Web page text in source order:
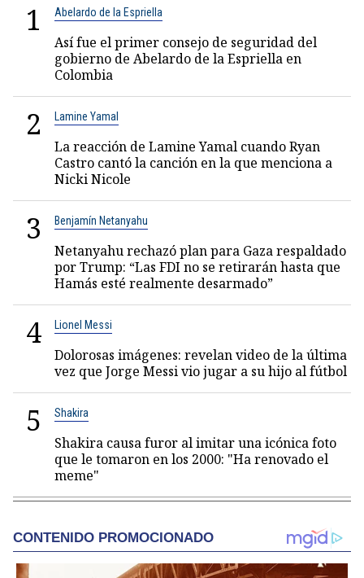
1 Abelardo de la Espriella
Así fue el primer consejo de seguridad del
gobierno de Abelardo de la Espriella en
Colombia
2 Lamine Yamal
La reacción de Lamine Yamal cuando Ryan
Castro cantó la canción en la que menciona a
Nicki Nicole
3 Benjamín Netanyahu
Netanyahu rechazó plan para Gaza respaldado
por Trump: “Las FDI no se retirarán hasta que
Hamás esté realmente desarmado”
4 Lionel Messi
Dolorosas imágenes: revelan video de la última
vez que Jorge Messi vio jugar a su hijo al fútbol
5 Shakira
Shakira causa furor al imitar una icónica foto
que le tomaron en los 2000: "Ha renovado el
meme"